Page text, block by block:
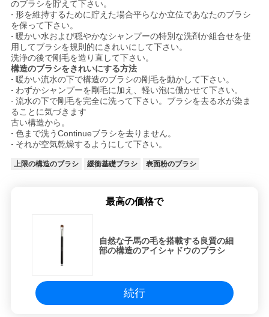
のブラシを貯えて下さい。
- 形を維持するために貯えた場合平らなか立位であなたのブラシ
を保って下さい。
- 暖かい水および穏やかなシャンプーの特別な洗剤か組合せを使
用してブラシを規則的にきれいにして下さい。
洗浄の後で剛毛を造り直して下さい。
構造のブラシをきれいにする方法
- 暖かい流水の下で構造のブラシの剛毛を動かして下さい。
- わずかシャンプーを剛毛に加え、軽い泡に働かせて下さい。
- 流水の下で剛毛を完全に洗って下さい。ブラシを去る水が染ま
ることに気づきます
古い構造から。
- 色まで洗うContinueブラシを去りません。
- それが空気乾燥するようにして下さい。
上限の構造のブラシ 緩衝基礎ブラシ 表面粉のブラシ
最高の価格で
自然な子馬の毛を搭載する良質の細
部の構造のアイシャドウのブラシ
続行